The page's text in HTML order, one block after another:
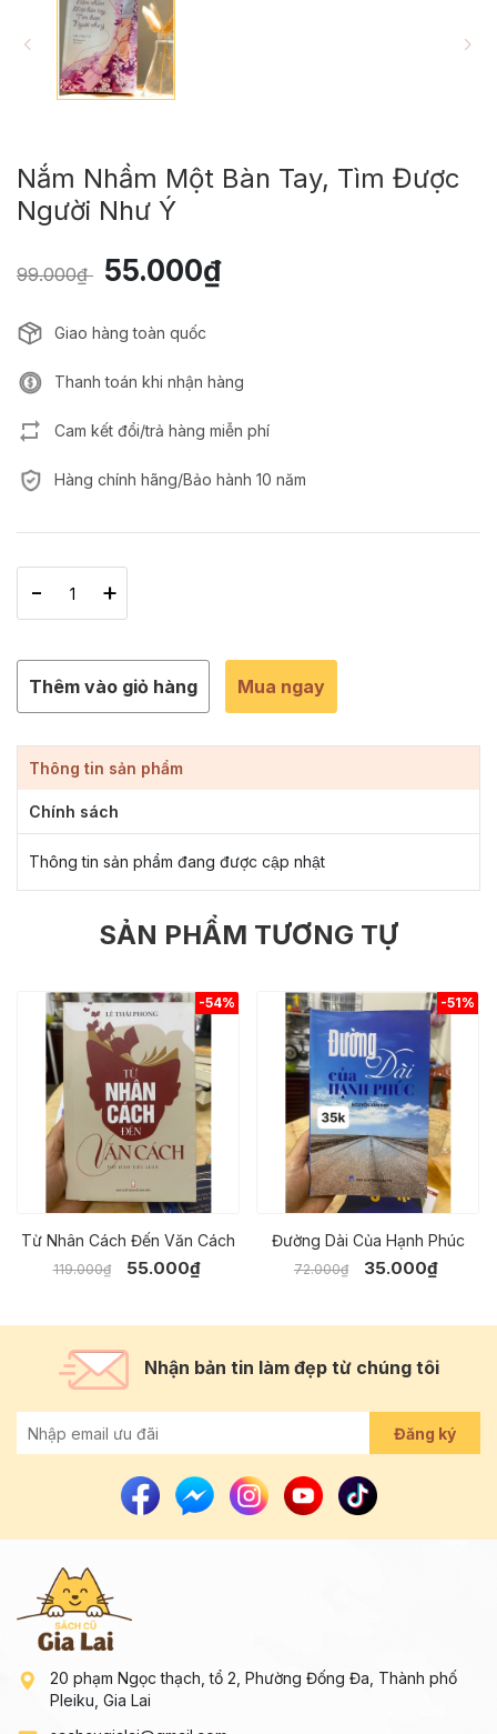
Nắm Nhầm Một Bàn Tay, Tìm Được
Người Như Ý
99.000₫ 55.000₫
Giao hàng toàn quốc
Thanh toán khi nhận hàng
Cam kết đổi/trả hàng miễn phí
Hàng chính hãng/Bảo hành 10 năm
- +
Thêm vào giỏ hàng Mua ngay
Thông tin sản phẩm
Chính sách
Thông tin sản phẩm đang được cập nhật
SẢN PHẨM TƯƠNG TỰ
-54%
Từ Nhân Cách Đến Văn Cách
119.000₫ 55.000₫
-51%
Đường Dài Của Hạnh Phúc
72.000₫ 35.000₫
Nhận bản tin làm đẹp từ chúng tôi
Đăng ký
20 phạm Ngọc thạch, tổ 2, Phường Đống Đa, Thành phố
Pleiku, Gia Lai